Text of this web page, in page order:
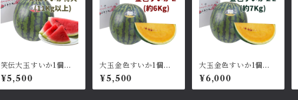
笑伝大玉すいか1個：
特大11kg以上
¥5,500
大玉金色すいか1個：L
サイズ約6kg
¥5,500
大玉金色すいか1個：2
Lサイズ約7~8kg
¥6,000